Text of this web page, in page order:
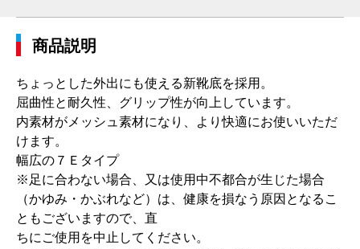
商品説明
ちょっとした外出にも使える新靴底を採用。
屈曲性と耐久性、グリップ性が向上しています。
内素材がメッシュ素材になり、より快適にお使いいただ
けます。
幅広の７Ｅタイプ
※足に合わない場合、又は使用中不都合が生じた場合
（かゆみ・かぶれなど）は、健康を損なう原因となるこ
ともございますので、直
ちにご使用を中止してください。